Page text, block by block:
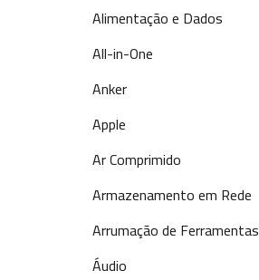
Alimentação e Dados
All-in-One
Anker
Apple
Ar Comprimido
Armazenamento em Rede
Arrumação de Ferramentas
Áudio